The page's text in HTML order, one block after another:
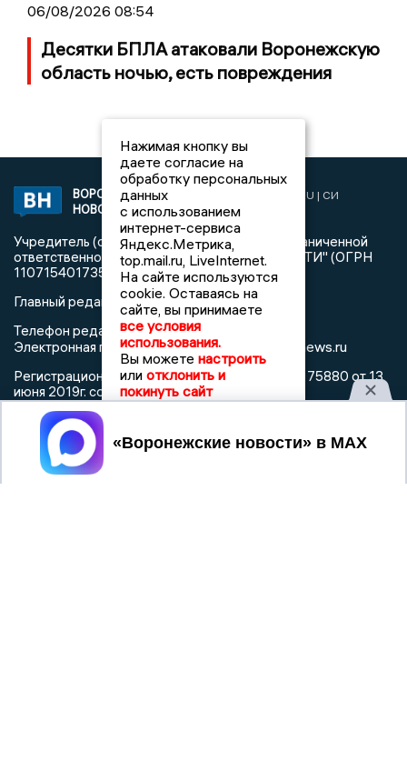
06/08/2026 08:54
Десятки БПЛА атаковали Воронежскую
область ночью, есть повреждения
ВОРОНЕЖСКИЕ
НОВОСТИ
2019 © VORONEZHNEWS.RU | СИ
«Воронежские новости»
Учредитель (соучредители): Общество с ограниченной
ответственностью "РЕГИОНАЛЬНЫЕ НОВОСТИ" (ОГРН
1107154017354)
Главный редактор: Пирогов А.А.
Телефон редакции: +7 (473) 262 77 92
Электронная почта редакции:info@voronezhnews.ru
Регистрационный номер: серия Эл № ФС 77 - 75880 от 13
июня 2019г. согласно выписке из реестра
зарегистрированных средств массовой информации
выдана Федеральной службой по надзору в сфере связи,
информационных технологий и массовых коммуникаций
Нажимая кнопку вы
даете согласие на
обработку персональных
данных
с использованием
интернет-сервиса
Яндекс.Метрика,
top.mail.ru, LiveInternet.
На сайте используются
cookie. Оставаясь на
сайте, вы принимаете
все условия
использования.
Вы можете настроить
или отклонить и
покинуть сайт
Принять